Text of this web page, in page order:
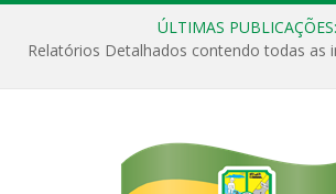
ÚLTIMAS PUBLICAÇÕES: